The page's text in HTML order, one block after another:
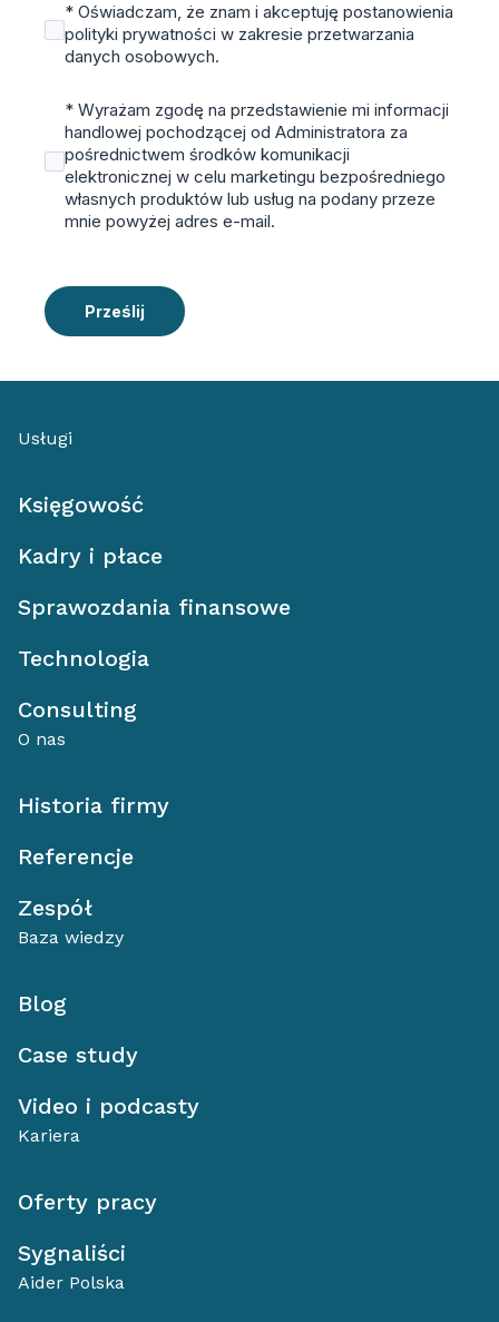
* Oświadczam, że znam i akceptuję postanowienia
polityki prywatności w zakresie przetwarzania
danych osobowych.
* Wyrażam zgodę na przedstawienie mi informacji
handlowej pochodzącej od Administratora za
pośrednictwem środków komunikacji
elektronicznej w celu marketingu bezpośredniego
własnych produktów lub usług na podany przeze
mnie powyżej adres e-mail.
Prześlij
Usługi
Księgowość
Kadry i płace
Sprawozdania finansowe
Technologia
Consulting
O nas
Historia firmy
Referencje
Zespół
Baza wiedzy
Blog
Case study
Video i podcasty
Kariera
Oferty pracy
Sygnaliści
Aider Polska